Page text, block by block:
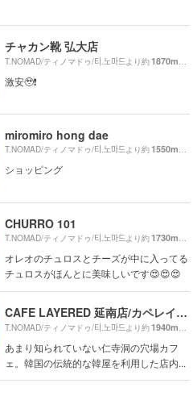
チャカン靴 弘大店
T.NOMAD/ティノマドゥ/티.노마드より約1870m （
激安🥹❗️
miromiro hong dae
T.NOMAD/ティノマドゥ/티.노마드より約1550m （
ショッピング
CHURRO 101
T.NOMAD/ティノマドゥ/티.노마드より約1730m （
オレオのチュロスとチーズが中に入ってる
チュロスがほんとに美味しいです😍😍😍
CAFE LAYERED 延南店/カペレイオドゥ ヨンナムジョム/카페레이어드 연남점
T.NOMAD/ティノマドゥ/티.노마드より約1940m （
あまり知られていない仁寺洞の穴場カフ
ェ。韓国の伝統的な韓屋を利用した店内...